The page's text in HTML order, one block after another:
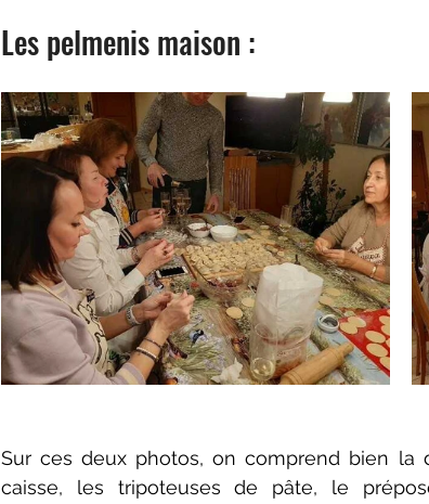
Les pelmenis maison :
Sur ces deux photos, on comprend bien la
caisse, les tripoteuses de pâte, le